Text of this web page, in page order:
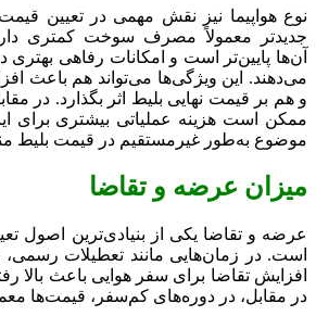
نوع هواپیما نیز نقش مهمی در تعیین قیمت
جدیدتر معمولاً مصرف سوخت کمتری
آن‌ها پایین‌تر است و امکانات رفاهی بهتری
می‌دهند. این ویژگی‌ها می‌تواند هم باعث
و هم بر قیمت نهایی بلیط اثر بگذارد. در
ممکن است هزینه عملیاتی بیشتری برای
موضوع به‌طور غیرمستقیم در قیمت بلیط
میزان عرضه و تقاضا
عرضه و تقاضا یکی از بنیادی‌ترین اصول
است. در زمان‌هایی مانند تعطیلات رسمی،
افزایش تقاضا برای سفر هوایی باعث بالا
در مقابل، در دوره‌های کم‌سفر، قیمت‌ها